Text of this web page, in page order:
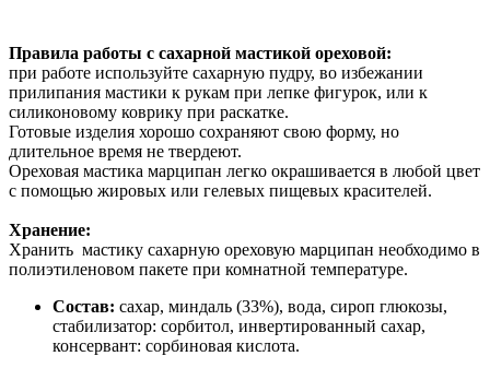
Правила работы с сахарной мастикой ореховой:
при работе используйте сахарную пудру, во избежании
прилипания мастики к рукам при лепке фигурок, или к
силиконовому коврику при раскатке.
Готовые изделия хорошо сохраняют свою форму, но
длительное время не твердеют.
Ореховая мастика марципан легко окрашивается в любой цвет
с помощью жировых или гелевых пищевых красителей.
Хранение:
Хранить мастику сахарную ореховую марципан необходимо в
полиэтиленовом пакете при комнатной температуре.
Состав: сахар, миндаль (33%), вода, сироп глюкозы,
стабилизатор: сорбитол, инвертированный сахар,
консервант: сорбиновая кислота.